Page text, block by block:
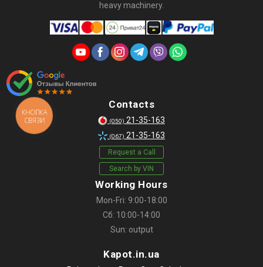
heavy machinery.
Contacts
(050) 21-35-163
(067) 21-35-163
Request a Call
Search by VIN
Working Hours
Mon-Fri: 9:00-18:00
Сб: 10:00-14:00
Sun: output
Kapot.in.ua
КНОПКА
СВЯЗИ